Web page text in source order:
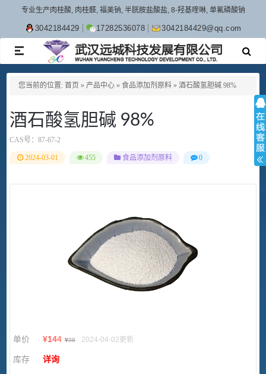
专业生产肉桂酸, 肉桂醛, 福美钠, 半胱胺盐酸盐, 8-羟基喹啉, 单氟磷酸钠
3042184429 17282536078 3042184429@qq.com
TOGGLE
NAVIGATION
您当前的位置: 首页 » 产品中心 » 食品添加剂原料 » 酒石酸氢胆碱 98%
酒石酸氢胆碱 98%
CAS号： 87-67-2
2024-03-01 455 食品添加剂原料 0
单价 ¥144 ¥98 2024-04-02更新
库存 详询